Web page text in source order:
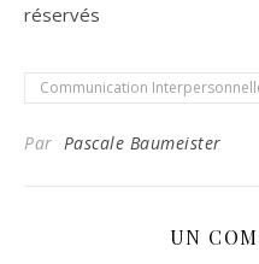
réservés
Communication
Par Pascale Baumeister
UN